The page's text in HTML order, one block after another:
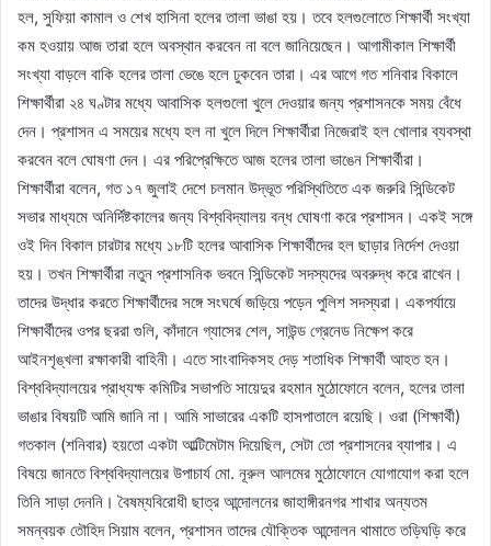
হল, সুফিয়া কামাল ও শেখ হাসিনা হলের তালা ভাঙা হয়। তবে হলগুলোতে শিক্ষার্থী সংখ্যা
কম হওয়ায় আজ তারা হলে অবস্থান করবেন না বলে জানিয়েছেন। আগামীকাল শিক্ষার্থী
সংখ্যা বাড়লে বাকি হলের তালা ভেঙে হলে ঢুকবেন তারা। এর আগে গত শনিবার বিকালে
শিক্ষার্থীরা ২৪ ঘণ্টার মধ্যে আবাসিক হলগুলো খুলে দেওয়ার জন্য প্রশাসনকে সময় বেঁধে
দেন। প্রশাসন এ সময়ের মধ্যে হল না খুলে দিলে শিক্ষার্থীরা নিজেরাই হল খোলার ব্যবস্থা
করবেন বলে ঘোষণা দেন। এর পরিপ্রেক্ষিতে আজ হলের তালা ভাঙেন শিক্ষার্থীরা।
শিক্ষার্থীরা বলেন, গত ১৭ জুলাই দেশে চলমান উদ্ভূত পরিস্থিতিতে এক জরুরি সিন্ডিকেট
সভার মাধ্যমে অনির্দিষ্টকালের জন্য বিশ্ববিদ্যালয় বন্ধ ঘোষণা করে প্রশাসন। একই সঙ্গে
ওই দিন বিকাল চারটার মধ্যে ১৮টি হলের আবাসিক শিক্ষার্থীদের হল ছাড়ার নির্দেশ দেওয়া
হয়। তখন শিক্ষার্থীরা নতুন প্রশাসনিক ভবনে সিন্ডিকেট সদস্যদের অবরুদ্ধ করে রাখেন।
তাদের উদ্ধার করতে শিক্ষার্থীদের সঙ্গে সংঘর্ষে জড়িয়ে পড়েন পুলিশ সদস্যরা। একপর্যায়ে
শিক্ষার্থীদের ওপর ছররা গুলি, কাঁদানে গ্যাসের শেল, সাউন্ড গ্রেনেড নিক্ষেপ করে
আইনশৃঙ্খলা রক্ষাকারী বাহিনী। এতে সাংবাদিকসহ দেড় শতাধিক শিক্ষার্থী আহত হন।
বিশ্ববিদ্যালয়ের প্রাধ্যক্ষ কমিটির সভাপতি সায়েদুর রহমান মুঠোফোনে বলেন, হলের তালা
ভাঙার বিষয়টি আমি জানি না। আমি সাভারের একটি হাসপাতালে রয়েছি। ওরা (শিক্ষার্থী)
গতকাল (শনিবার) হয়তো একটা আল্টিমেটাম দিয়েছিল, সেটা তো প্রশাসনের ব্যাপার। এ
বিষয়ে জানতে বিশ্ববিদ্যালয়ের উপাচার্য মো. নূরুল আলমের মুঠোফোনে যোগাযোগ করা হলে
তিনি সাড়া দেননি। বৈষম্যবিরোধী ছাত্র আন্দোলনের জাহাঙ্গীরনগর শাখার অন্যতম
সমন্বয়ক তৌহিদ সিয়াম বলেন, প্রশাসন তাদের যৌক্তিক আন্দোলন থামাতে তড়িঘড়ি করে